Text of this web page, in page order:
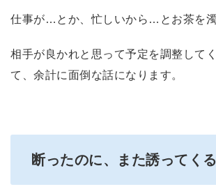
仕事が…とか、忙しいから…とお茶を濁
相手が良かれと思って予定を調整して
て、余計に面倒な話になります。
断ったのに、また誘ってく